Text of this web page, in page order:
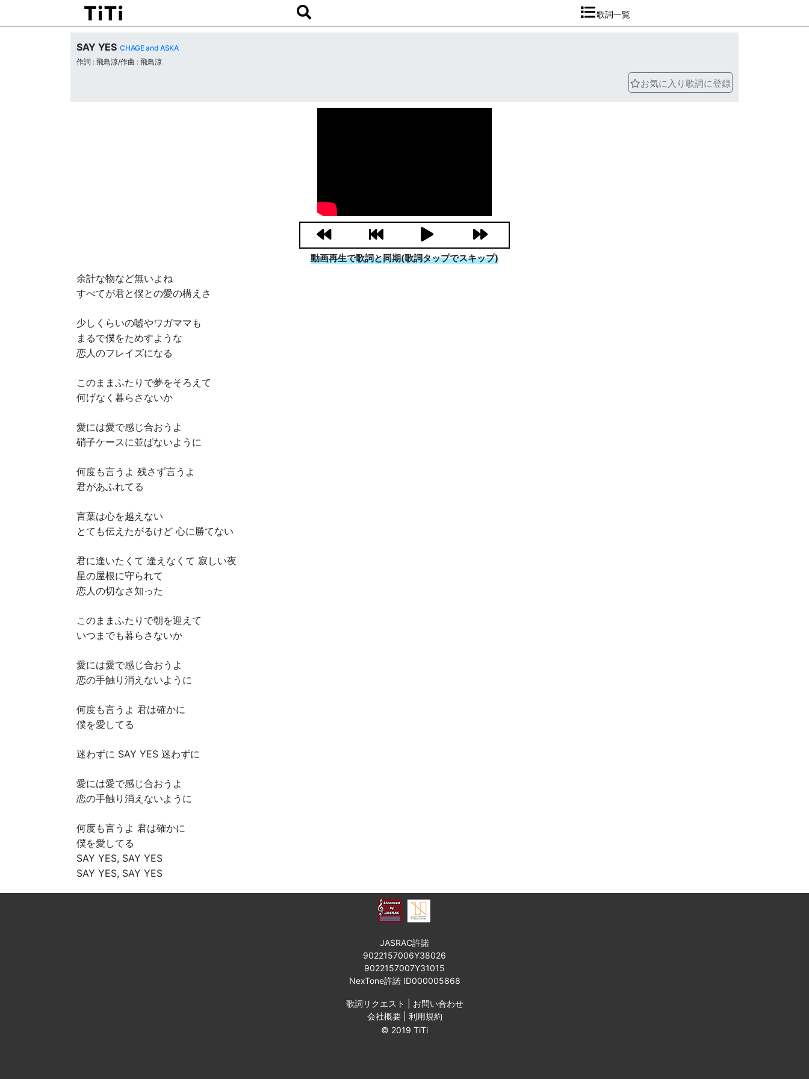
歌詞一覧
SAY YES CHAGE and ASKA
作詞 : 飛鳥涼/作曲 : 飛鳥涼
お気に入り歌詞に登録
動画再生で歌詞と同期(歌詞タップでスキップ)
余計な物など無いよね
すべてが君と僕との愛の構えさ
少しくらいの嘘やワガママも
まるで僕をためすような
恋人のフレイズになる
このままふたりで夢をそろえて
何げなく暮らさないか
愛には愛で感じ合おうよ
硝子ケースに並ばないように
何度も言うよ 残さず言うよ
君があふれてる
言葉は心を越えない
とても伝えたがるけど 心に勝てない
君に逢いたくて 逢えなくて 寂しい夜
星の屋根に守られて
恋人の切なさ知った
このままふたりで朝を迎えて
いつまでも暮らさないか
愛には愛で感じ合おうよ
恋の手触り消えないように
何度も言うよ 君は確かに
僕を愛してる
迷わずに SAY YES 迷わずに
愛には愛で感じ合おうよ
恋の手触り消えないように
何度も言うよ 君は確かに
僕を愛してる
SAY YES, SAY YES
SAY YES, SAY YES
JASRAC許諾
9022157006Y38026
9022157007Y31015
NexTone許諾 ID000005868
歌詞リクエスト
お問い合わせ
会社概要| 利用規約
© 2019 TiTi